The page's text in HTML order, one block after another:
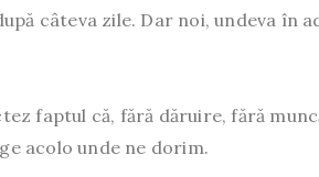
câteva zile. Dar noi, undeva în
faptul că, fără dăruire, fără
acolo unde ne dorim.